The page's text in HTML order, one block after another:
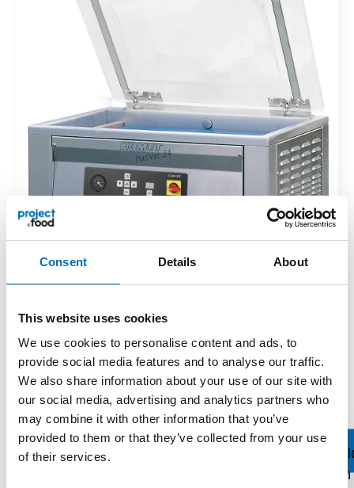
Consent Details About
This website uses cookies
We use cookies to personalise content and ads, to
provide social media features and to analyse our traffic.
We also share information about your use of our site with
our social media, advertising and analytics partners who
may combine it with other information that you’ve
provided to them or that they’ve collected from your use
of their services.